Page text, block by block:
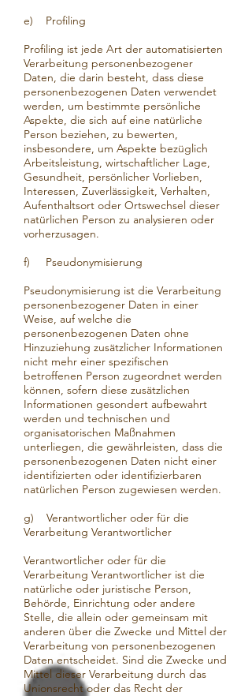
e) Profiling
Profiling ist jede Art der automatisierten
Verarbeitung personenbezogener
Daten, die darin besteht, dass diese
personenbezogenen Daten verwendet
werden, um bestimmte persönliche
Aspekte, die sich auf eine natürliche
Person beziehen, zu bewerten,
insbesondere, um Aspekte bezüglich
Arbeitsleistung, wirtschaftlicher Lage,
Gesundheit, persönlicher Vorlieben,
Interessen, Zuverlässigkeit, Verhalten,
Aufenthaltsort oder Ortswechsel dieser
natürlichen Person zu analysieren oder
vorherzusagen.
f) Pseudonymisierung
Pseudonymisierung ist die Verarbeitung
personenbezogener Daten in einer
Weise, auf welche die
personenbezogenen Daten ohne
Hinzuziehung zusätzlicher Informationen
nicht mehr einer spezifischen
betroffenen Person zugeordnet werden
können, sofern diese zusätzlichen
Informationen gesondert aufbewahrt
werden und technischen und
organisatorischen Maßnahmen
unterliegen, die gewährleisten, dass die
personenbezogenen Daten nicht einer
identifizierten oder identifizierbaren
natürlichen Person zugewiesen werden.
g) Verantwortlicher oder für die
Verarbeitung Verantwortlicher
Verantwortlicher oder für die
Verarbeitung Verantwortlicher ist die
natürliche oder juristische Person,
Behörde, Einrichtung oder andere
Stelle, die allein oder gemeinsam mit
anderen über die Zwecke und Mittel der
Verarbeitung von personenbezogenen
Daten entscheidet. Sind die Zwecke und
Mittel dieser Verarbeitung durch das
Unionsrecht oder das Recht der